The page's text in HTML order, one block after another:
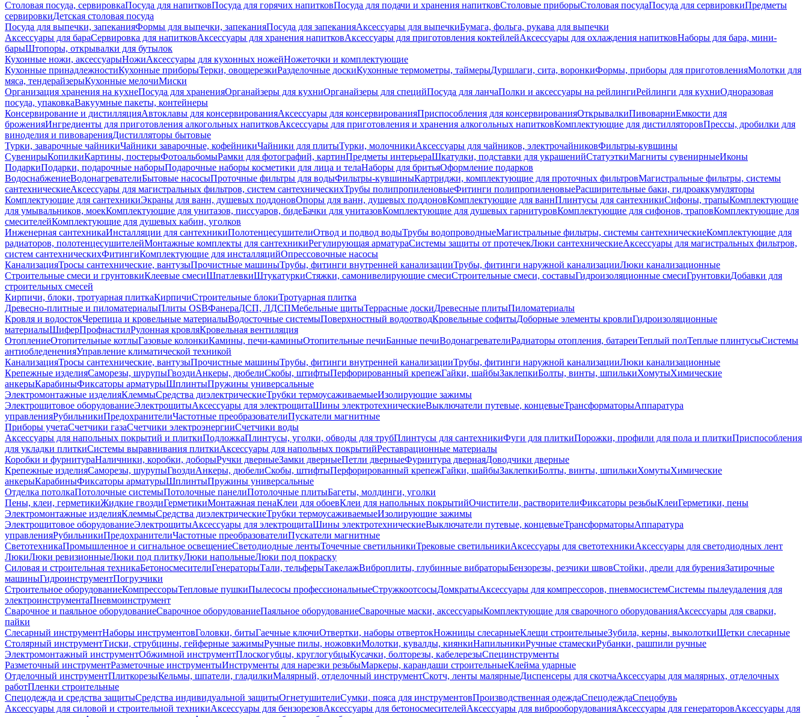
Столовая посуда, сервировкаПосуда для напитковПосуда для горячих напитковПосуда для подачи и хранения напитковСтоловые приборыСтоловая посудаПосуда для сервировкиПредметы
сервировкиДетская столовая посуда
Посуда для выпечки, запеканияФормы для выпечки, запеканияПосуда для запеканияАксессуары для выпечкиБумага, фольга, рукава для выпечки
Аксессуары для бараСервировка для напитковАксессуары для хранения напитковАксессуары для приготовления коктейлейАксессуары для охлаждения напитковНаборы для бара, мини-
барыШтопоры, открывалки для бутылок
Кухонные ножи, аксессуарыНожиАксессуары для кухонных ножейНожеточки и комплектующие
Кухонные принадлежностиКухонные приборыТерки, овощерезкиРазделочные доскиКухонные термометры, таймерыДуршлаги, сита, воронкиФормы, приборы для приготовленияМолотки для
мяса, тендерайзерыКухонные мелочиМиски
Организация хранения на кухнеПосуда для храненияОрганайзеры для кухниОрганайзеры для специйПосуда для ланчаПолки и аксессуары на рейлингиРейлинги для кухниОдноразовая
посуда, упаковкаВакуумные пакеты, контейнеры
Консервирование и дистилляцияАвтоклавы для консервированияАксессуары для консервированияПриспособления для консервированияОткрывалкиПивоварниЕмкости для
броженияИнгредиенты для приготовления алкогольных напитковАксессуары для приготовления и хранения алкогольных напитковКомплектующие для дистилляторовПрессы, дробилки для
виноделия и пивоваренияДистилляторы бытовые
Турки, заварочные чайникиЧайники заварочные, кофейникиЧайники для плитыТурки, молочникиАксессуары для чайников, электрочайниковФильтры-кувшины
СувенирыКопилкиКартины, постерыФотоальбомыРамки для фотографий, картинПредметы интерьераШкатулки, подставки для украшенийСтатуэткиМагниты сувенирныеИконы
ПодаркиПодарки, подарочные наборыПодарочные наборы косметики для лица и телаНаборы для бритьяОформление подарков
ВодоснабжениеВодонагревателиБытовые насосыПроточные фильтры для водыФильтры-кувшиныКартриджи, комплектующие для проточных фильтровМагистральные фильтры, системы
сантехническиеАксессуары для магистральных фильтров, систем сантехническихТрубы полипропиленовыеФитинги полипропиленовыеРасширительные баки, гидроаккумуляторы
Комплектующие для сантехникиЭкраны для ванн, душевых поддоновОпоры для ванн, душевых поддоновКомплектующие для ваннПлинтусы для сантехникиСифоны, трапыКомплектующие
для умывальников, моекКомплектующие для унитазов, писсуаров, бидеБачки для унитазовКомплектующие для душевых гарнитуровКомплектующие для сифонов, траповКомплектующие для
смесителейКомплектующие для душевых кабин, уголков
Инженерная сантехникаИнсталляции для сантехникиПолотенцесушителиОтвод и подвод водыТрубы водопроводныеМагистральные фильтры, системы сантехническиеКомплектующие для
радиаторов, полотенцесушителейМонтажные комплекты для сантехникиРегулирующая арматураСистемы защиты от протечекЛюки сантехническиеАксессуары для магистральных фильтров,
систем сантехническихФитингиКомплектующие для инсталляцийОпрессовочные насосы
КанализацияТросы сантехнические, вантузыПрочистные машиныТрубы, фитинги внутренней канализацииТрубы, фитинги наружной канализацииЛюки канализационные
Строительные смеси и грунтовкиКлеевые смесиШпатлевкиШтукатуркиСтяжки, самонивелирующие смесиСтроительные смеси, составыГидроизоляционные смесиГрунтовкиДобавки для
строительных смесей
Кирпичи, блоки, тротуарная плиткаКирпичиСтроительные блокиТротуарная плитка
Древесно-плитные и пиломатериалыПлиты OSBФанераДСП, ЛДСПМебельные щитыТеррасные доскиДревесные плитыПиломатериалы
Кровля и водостокЧерепица и кровельные материалыВодосточные системыПоверхностный водоотводКровельные софитыДоборные элементы кровлиГидроизоляционные
материалыШиферПрофнастилРулонная кровляКровельная вентиляция
ОтоплениеОтопительные котлыГазовые колонкиКамины, печи-каминыОтопительные печиБанные печиВодонагревателиРадиаторы отопления, батареиТеплый полТеплые плинтусыСистемы
антиобледененияУправление климатической техникой
КанализацияТросы сантехнические, вантузыПрочистные машиныТрубы, фитинги внутренней канализацииТрубы, фитинги наружной канализацииЛюки канализационные
Крепежные изделияСаморезы, шурупыГвоздиАнкеры, дюбелиСкобы, штифтыПерфорированный крепежГайки, шайбыЗаклепкиБолты, винты, шпилькиХомутыХимические
анкерыКарабиныФиксаторы арматурыШплинтыПружины универсальные
Электромонтажные изделияКлеммыСредства диэлектрическиеТрубки термоусаживаемыеИзолирующие зажимы
Электрощитовое оборудованиеЭлектрощитыАксессуары для электрощитаШины электротехническиеВыключатели путевые, концевыеТрансформаторыАппаратура
управленияРубильникиПредохранителиЧастотные преобразователиПускатели магнитные
Приборы учетаСчетчики газаСчетчики электроэнергииСчетчики воды
Аксессуары для напольных покрытий и плиткиПодложкаПлинтусы, уголки, обводы для трубПлинтусы для сантехникиФуги для плиткиПорожки, профили для пола и плиткиПриспособления
для укладки плиткиСистемы выравнивания плиткиАксессуары для напольных покрытийРеставрационные материалы
Коробки и фурнитураНаличники, коробки, доборыРучки дверныеЗамки дверныеПетли дверныеФурнитура двернаяДоводчики дверные
Крепежные изделияСаморезы, шурупыГвоздиАнкеры, дюбелиСкобы, штифтыПерфорированный крепежГайки, шайбыЗаклепкиБолты, винты, шпилькиХомутыХимические
анкерыКарабиныФиксаторы арматурыШплинтыПружины универсальные
Отделка потолкаПотолочные системыПотолочные панелиПотолочные плитыБагеты, молдинги, уголки
Пены, клеи, герметикиЖидкие гвоздиГерметикиМонтажная пенаКлеи для обоевКлеи для напольных покрытийОчистители, растворителиФиксаторы резьбыКлеиГерметики, пены
Электромонтажные изделияКлеммыСредства диэлектрическиеТрубки термоусаживаемыеИзолирующие зажимы
Электрощитовое оборудованиеЭлектрощитыАксессуары для электрощитаШины электротехническиеВыключатели путевые, концевыеТрансформаторыАппаратура
управленияРубильникиПредохранителиЧастотные преобразователиПускатели магнитные
СветотехникаПромышленное и сигнальное освещениеСветодиодные лентыТочечные светильникиТрековые светильникиАксессуары для светотехникиАксессуары для светодиодных лент
ЛюкиЛюки ревизионныеЛюки под плиткуЛюки напольныеЛюки под покраску
Силовая и строительная техникаБетоносмесителиГенераторыТали, тельферыТакелажВиброплиты, глубинные вибраторыБензорезы, резчики швовСтойки, дрели для буренияЗатирочные
машиныГидроинструментПогрузчики
Строительное оборудованиеКомпрессорыТепловые пушкиПылесосы профессиональныеСтружкоотсосыДомкратыАксессуары для компрессоров, пневмосистемСистемы пылеудаления для
электроинструментаПневмоинструмент
Сварочное и паяльное оборудованиеСварочное оборудованиеПаяльное оборудованиеСварочные маски, аксессуарыКомплектующие для сварочного оборудованияАксессуары для сварки,
пайки
Слесарный инструментНаборы инструментовГоловки, битыГаечные ключиОтвертки, наборы отвертокНожницы слесарныеКлещи строительныеЗубила, керны, выколоткиЩетки слесарные
Столярный инструментТиски, струбцины, гейферные зажимыРучные пилы, ножовкиМолотки, кувалды, киянкиНапильникиРучные стамескиРубанки, рашпили ручные
Электромонтажный инструментОбжимной инструментПлоскогубцы, круглогубцыКусачки, болторезы, кабелерезыСпецинструменты
Разметочный инструментРазметочные инструментыИнструменты для нарезки резьбыМаркеры, карандаши строительныеКлейма ударные
Отделочный инструментПлиткорезыКельмы, шпатели, гладилкиМалярный, отделочный инструментСкотч, ленты малярныеДиспенсеры для скотчаАксессуары для малярных, отделочных
работПленки строительные
Спецодежда и средства защитыСредства индивидуальной защитыОгнетушителиСумки, пояса для инструментовПроизводственная одеждаСпецодеждаСпецобувь
Аксессуары для силовой и строительной техникиАксессуары для бензорезовАксессуары для бетоносмесителейАксессуары для виброоборудованияАксессуары для генераторовАксессуары для